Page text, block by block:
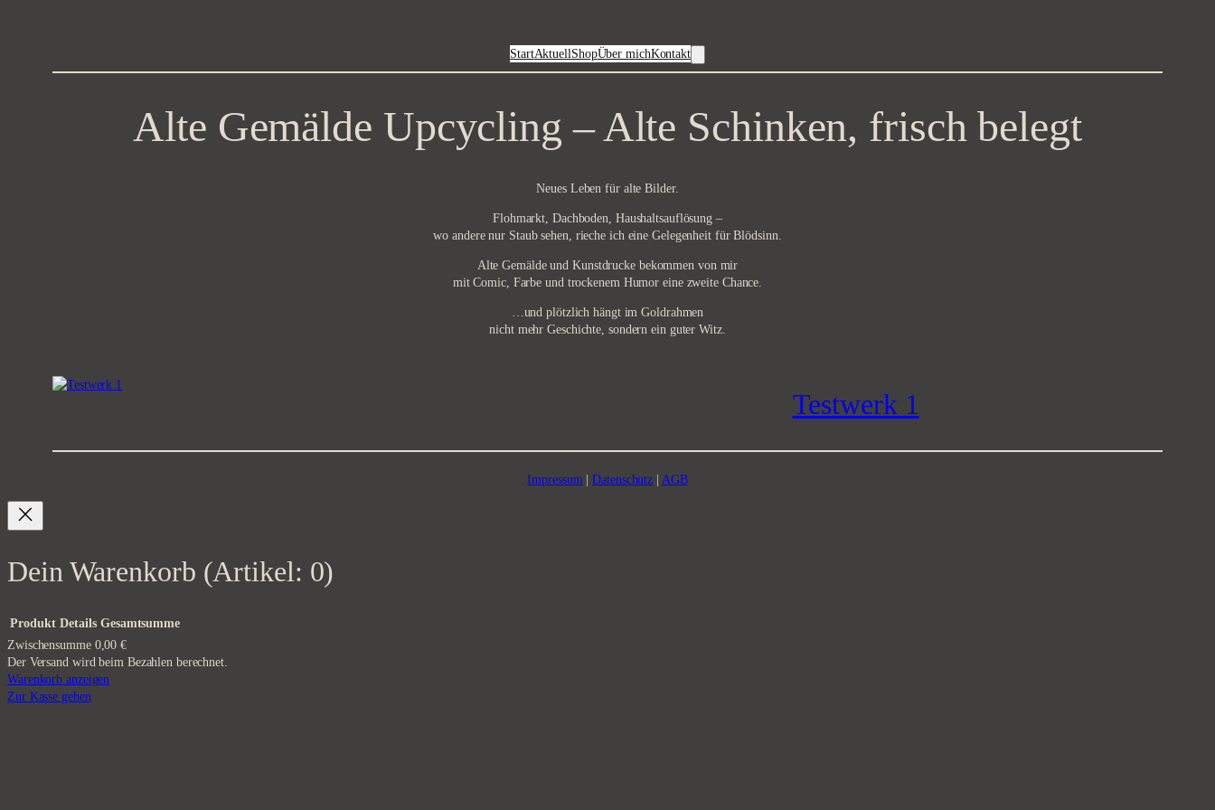
StartAktuellShopÜber michKontakt
Alte Gemälde Upcycling – Alte Schinken, frisch belegt
Neues Leben für alte Bilder.
Flohmarkt, Dachboden, Haushaltsauflösung –
wo andere nur Staub sehen, rieche ich eine Gelegenheit für Blödsinn.
Alte Gemälde und Kunstdrucke bekommen von mir
mit Comic, Farbe und trockenem Humor eine zweite Chance.
…und plötzlich hängt im Goldrahmen
nicht mehr Geschichte, sondern ein guter Witz.
Testwerk 1
Impressum|Datenschutz AGB
Dein Warenkorb (Artikel: 0)
Produkte
im
Produkt Details Gesamtsumme
Zwischensumme 0,00 €
Der Versand wird beim Bezahlen berechnet.
Warenkorb anzeigen
Zur Kasse gehen